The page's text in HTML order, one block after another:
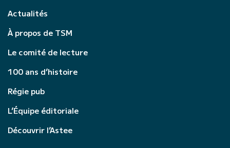
Actualités
À propos de TSM
Le comité de lecture
100 ans d’histoire
Régie pub
L’Équipe éditoriale
Découvrir l’Astee